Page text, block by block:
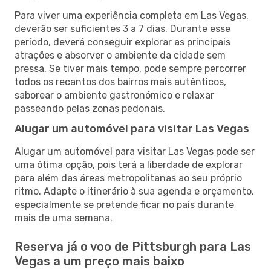
Para viver uma experiência completa em Las Vegas,
deverão ser suficientes 3 a 7 dias. Durante esse
período, deverá conseguir explorar as principais
atrações e absorver o ambiente da cidade sem
pressa. Se tiver mais tempo, pode sempre percorrer
todos os recantos dos bairros mais autênticos,
saborear o ambiente gastronómico e relaxar
passeando pelas zonas pedonais.
Alugar um automóvel para visitar Las Vegas
Alugar um automóvel para visitar Las Vegas pode ser
uma ótima opção, pois terá a liberdade de explorar
para além das áreas metropolitanas ao seu próprio
ritmo. Adapte o itinerário à sua agenda e orçamento,
especialmente se pretende ficar no país durante
mais de uma semana.
Reserva já o voo de Pittsburgh para Las
Vegas a um preço mais baixo